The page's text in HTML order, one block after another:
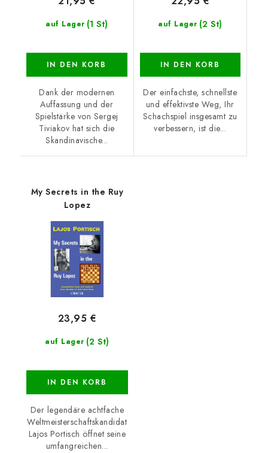
auf Lager (1 St)
IN DEN KORB
Dank der modernen
Auffassung und der
Spielstärke von Sergej
Tiviakov hat sich die
Skandinavische...
auf Lager (2 St)
IN DEN KORB
Der einfachste, schnellste
und effektivste Weg, Ihr
Schachspiel insgesamt zu
verbessern, ist die...
My Secrets in the Ruy
Lopez
auf Lager (2 St)
23,95 €
IN DEN KORB
Der legendäre achtfache
Weltmeisterschaftskandidat
Lajos Portisch öffnet seine
umfangreichen...